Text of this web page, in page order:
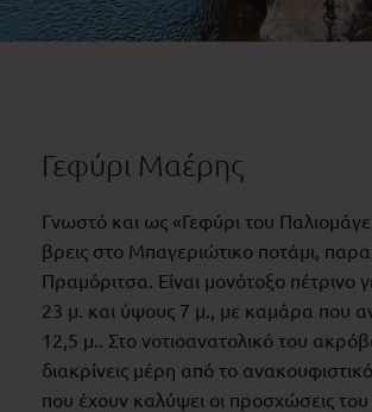
Γεφύρι Μαέρης
Γνωστό και ως «Γεφύρι του
βρεις στο Μπαγεριώτικο ποτάμι,
Πραμόριτσα. Είναι μονότοξο πέτρινο
23 μ. και ύψους 7 μ., με καμάρα που
12,5 μ.. Στο νοτιοανατολικό του
διακρίνεις μέρη από το
που έχουν καλύψει οι προσχώσεις